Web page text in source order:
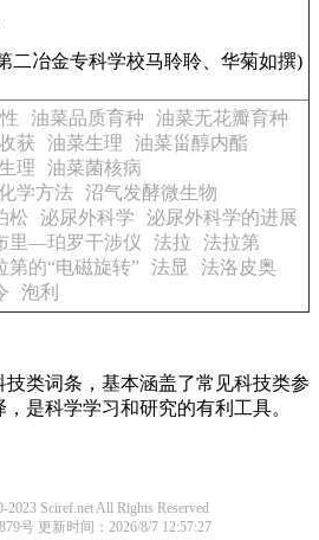
二冶金专科学校马聆聆、华菊如撰)
油菜品质育种
油菜无花瓣育种
获
油菜生理
油菜甾醇内酯
理
油菜菌核病
学方法 沼气发酵微生物
松 泌尿外科学
泌尿外科学的进展
里—珀罗干涉仪 法拉
法拉第
第的“电磁旋转” 法显
法洛皮奥
泡利
技类词条，基本涵盖了常见科技类参
是科学学习和研究的有利工具。
Sciref.net All Rights Reserved
号更新时间：2026/8/7 12:57:27